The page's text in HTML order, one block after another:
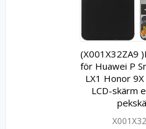
(X001X32ZA9
för Huawei P
LX1 Honor
LCD-skärm